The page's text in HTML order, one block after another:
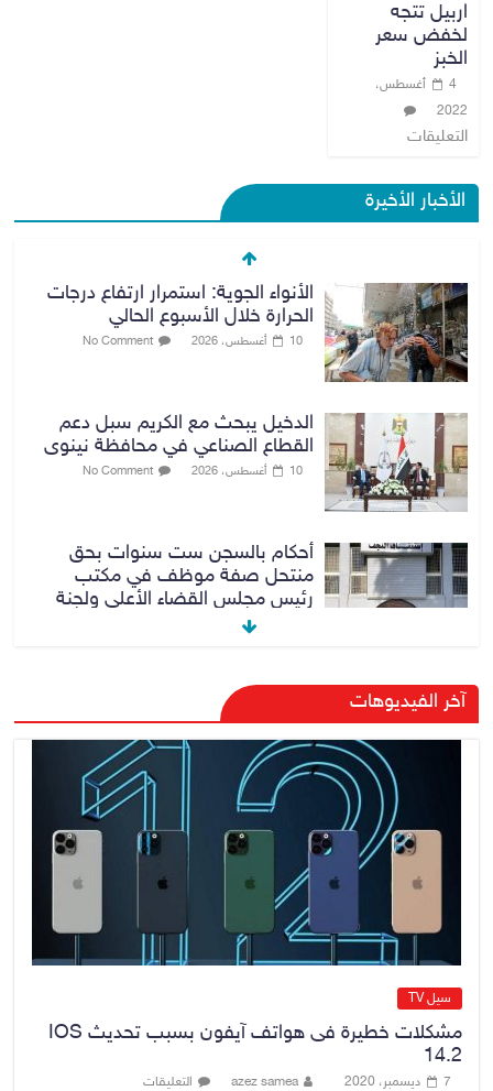
اربيل تتجه
لخفض سعر
الخبز
4 أغسطس،
2022
التعليقات
الأخبار الأخيرة
الأنواء الجوية: استمرار ارتفاع درجات
الحرارة خلال الأسبوع الحالي
10 أغسطس، 2026 No Comment
الدخيل يبحث مع الكريم سبل دعم
القطاع الصناعي في محافظة نينوى
10 أغسطس، 2026 No Comment
أحكام بالسجن ست سنوات بحق
منتحل صفة موظف في مكتب
رئيس مجلس القضاء الأعلى ولجنة
مكافحة الفساد المركزية
الدخيل والكريم يفتتحان معمل
«ألبسة ولدي» للنسيج في مدينة
الموصل بعد إعادة تأهيله
10 أغسطس، 2026 No Comment
رئيس مجلس القضاء الأعلى يستلم
التقرير السنوي لديوان الرقابة المالية
الاتحادي لسنة 2025
10 أغسطس، 2026
آخر الفيديوهات
سيل TV
مشكلات خطيرة فى هواتف آيفون بسبب تحديث IOS
14.2
7 ديسمبر، 2020 azez samea التعليقات